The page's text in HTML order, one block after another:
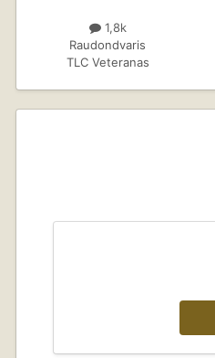
1,8k
Raudondvaris
TLC Veteranas